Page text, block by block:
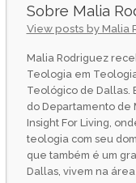
Malia
View posts by Malia
Malia Rodriguez
Teologia em
Teológico de Dallas.
do Departamento de
Insight For Living,
teologia com seu
que também é um
Dallas, vivem na